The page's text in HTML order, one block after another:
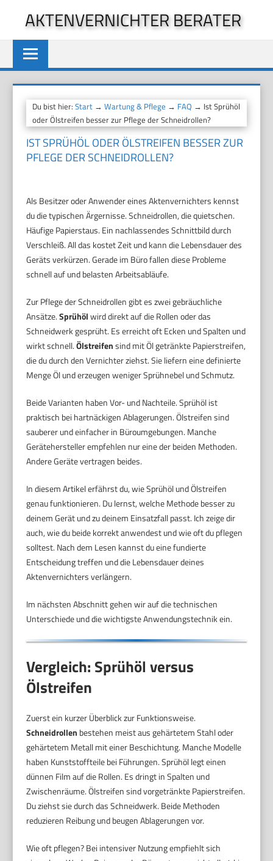
springen
AKTENVERNICHTER BERATER
Du bist hier:Start →Wartung & Pflege → FAQ → Ist Sprühöl
oder Ölstreifen besser zur Pflege der Schneidrollen?
IST SPRÜHÖL ODER ÖLSTREIFEN BESSER ZUR
PFLEGE DER SCHNEIDROLLEN?
Als Besitzer oder Anwender eines Aktenvernichters kennst
du die typischen Ärgernisse. Schneidrollen, die quietschen.
Häufige Papierstaus. Ein nachlassendes Schnittbild durch
Verschleiß. All das kostet Zeit und kann die Lebensdauer des
Geräts verkürzen. Gerade im Büro fallen diese Probleme
schnell auf und belasten Arbeitsabläufe.
Zur Pflege der Schneidrollen gibt es zwei gebräuchliche
Ansätze.Sprühölwird direkt auf die Rollen oder das
Schneidwerk gesprüht. Es erreicht oft Ecken und Spalten und
wirkt schnell.Ölstreifensind mit Öl getränkte Papierstreifen,
die du durch den Vernichter ziehst. Sie liefern eine definierte
Menge Öl und erzeugen weniger Sprühnebel und Schmutz.
Beide Varianten haben Vor- und Nachteile. Sprühöl ist
praktisch bei hartnäckigen Ablagerungen. Ölstreifen sind
sauberer und einfacher in Büroumgebungen. Manche
Gerätehersteller empfehlen nur eine der beiden Methoden.
Andere Geräte vertragen beides.
In diesem Artikel erfährst du, wie Sprühöl und Ölstreifen
genau funktionieren. Du lernst, welche Methode besser zu
deinem Gerät und zu deinem Einsatzfall passt. Ich zeige dir
auch, wie du beide korrekt anwendest und wie oft du pflegen
solltest. Nach dem Lesen kannst du eine fundierte
Entscheidung treffen und die Lebensdauer deines
Aktenvernichters verlängern.
Im nächsten Abschnitt gehen wir auf die technischen
Unterschiede und die wichtigste Anwendungstechnik ein.
Vergleich: Sprühöl versus
Ölstreifen
Zuerst ein kurzer Überblick zur Funktionsweise.
Schneidrollen bestehen meist aus gehärtetem Stahl oder
gehärtetem Metall mit einer Beschichtung. Manche Modelle
haben Kunststoffteile bei Führungen. Sprühöl legt einen
dünnen Film auf die Rollen. Es dringt in Spalten und
Zwischenräume. Ölstreifen sind vorgetränkte Papierstreifen.
Du ziehst sie durch das Schneidwerk. Beide Methoden
reduzieren Reibung und beugen Ablagerungen vor.
Wie oft pflegen? Bei intensiver Nutzung empfiehlt sich